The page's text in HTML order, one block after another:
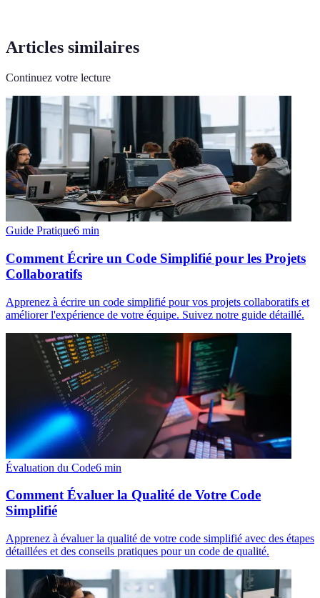
Articles similaires
Continuez votre lecture
Guide Pratique6 min
Comment Écrire un Code Simplifié pour les Projets
Collaboratifs
Apprenez à écrire un code simplifié pour vos projets collaboratifs et
améliorer l'expérience de votre équipe. Suivez notre guide détaillé.
Évaluation du Code6 min
Comment Évaluer la Qualité de Votre Code
Simplifié
Apprenez à évaluer la qualité de votre code simplifié avec des étapes
détaillées et des conseils pratiques pour un code de qualité.